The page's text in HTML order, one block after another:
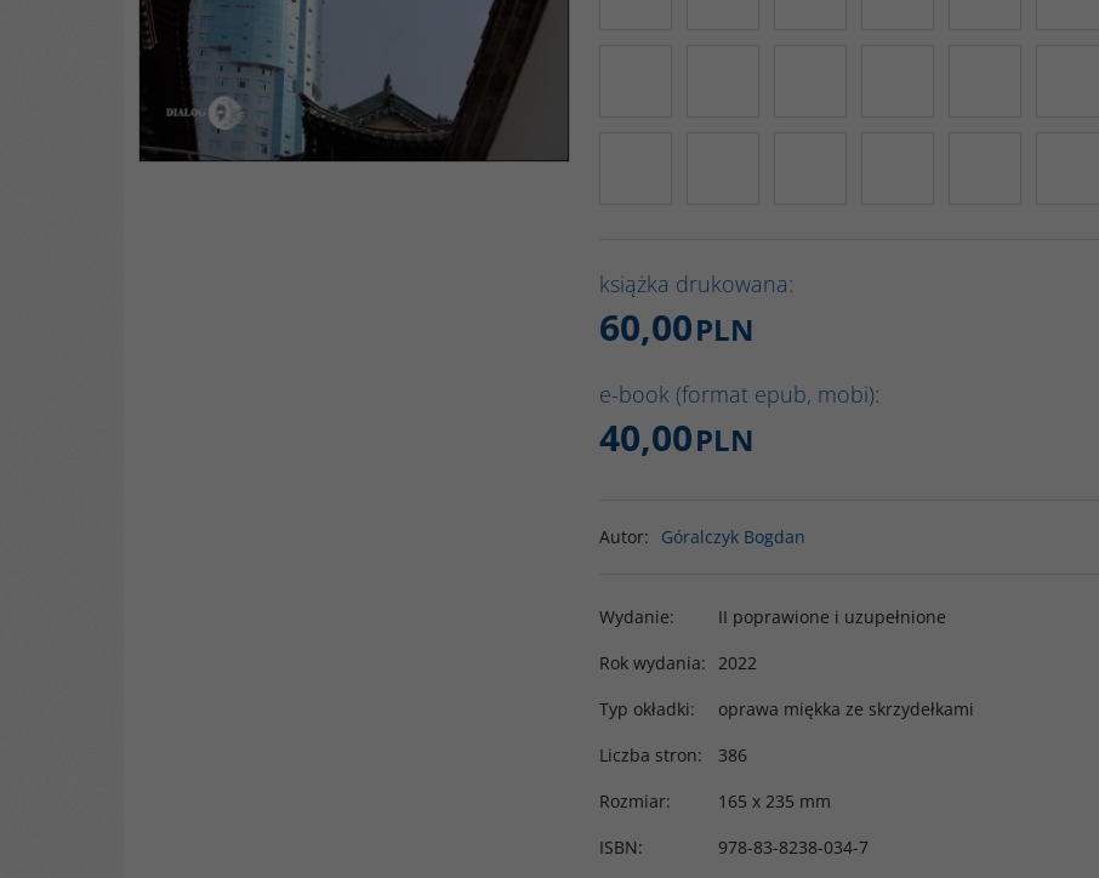
książka drukowana:
60,00PLN
e-book (format epub, mobi):
40,00PLN
Autor: Góralczyk Bogdan
Wydanie:
II poprawione i uzupełnione
Rok wydania: 2022
Typ okładki:
oprawa miękka ze skrzydełkami
Liczba stron:
386
Rozmiar:
165 x 235 mm
ISBN: 978-83-8238-034-7